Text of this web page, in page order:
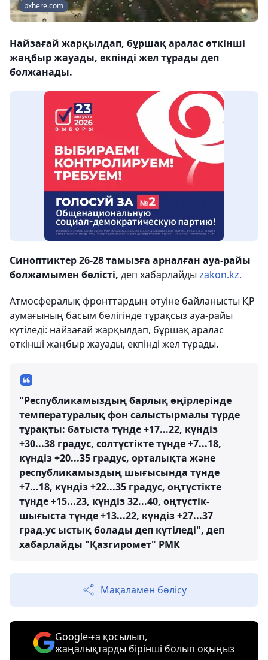
pxhere.com
Найзағай жарқылдап, бұршақ аралас өткінші
жаңбыр жауады, екпінді жел тұрады деп
болжанады.
Синоптиктер 26-28 тамызға арналған ауа-райы
болжамымен бөлісті, деп хабарлайды zakon.kz.
Атмосфералық фронттардың өтуіне байланысты ҚР
аумағының басым бөлігінде тұрақсыз ауа-райы
күтіледі: найзағай жарқылдап, бұршақ аралас
өткінші жаңбыр жауады, екпінді жел тұрады.
"Республикамыздың барлық өңірлерінде
температуралық фон салыстырмалы түрде
тұрақты: батыста түнде +17...22, күндіз
+30...38 градус, солтүстікте түнде +7...18,
күндіз +20...35 градус, орталықта және
республикамыздың шығысында түнде
+7...18, күндіз +22...35 градус, оңтүстікте
түнде +15...23, күндіз 32...40, оңтүстік-
шығыста түнде +13...22, күндіз +27...37
град.ус ыстық болады деп күтіледі", деп
хабарлайды "Қазгиромет" РМК
Мақаламен бөлісу
Google-ға қосылып,
жаңалықтарды бірінші болып оқыңыз